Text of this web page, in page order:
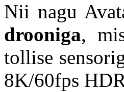
Nii nagu
drooniga,
tollise
8K/60fps